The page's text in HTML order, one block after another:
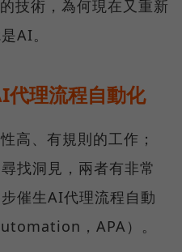
技術，為何現在又重新
AI。
代理流程自動化
高、有規則的工作；
找洞見，兩者有非常
催生AI代理流程自動
，APA）。